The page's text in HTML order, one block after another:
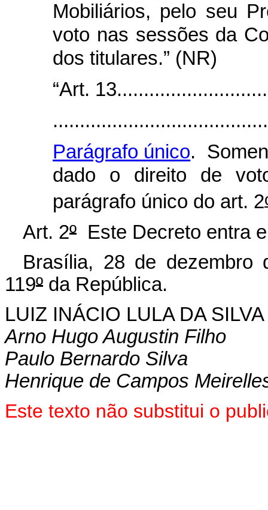
Mobiliários, pelo seu
voto nas sessões da
dos titulares.” (NR)
“Art.
Parágrafo único.
dado o direito de
parágrafo único do art. 2
Art. 2º Este Decreto entra
Brasília, 28 de dezembro
119º da República.
LUIZ INÁCIO LULA DA SILVA
Arno Hugo Augustin Filho
Paulo Bernardo Silva
Henrique de Campos
Este texto não substitui o